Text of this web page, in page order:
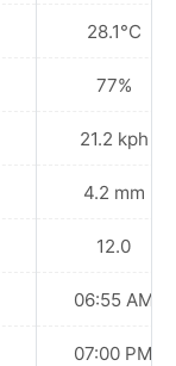
28.1°C
77%
21.2 kph
4.2 mm
12.0
06:55 AM
07:00 PM